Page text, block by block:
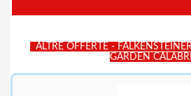
ALTRE OFFERTE -
GARDEN